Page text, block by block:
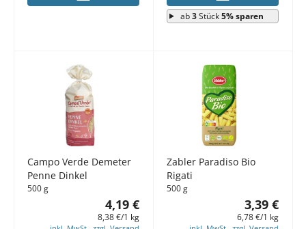
ab3Stück5% sparen
Campo Verde Demeter
Penne Dinkel
500 g
4,19 €
8,38 €/1 kg
Zabler Paradiso Bio
Rigati
500 g
3,39 €
6,78 €/1 kg